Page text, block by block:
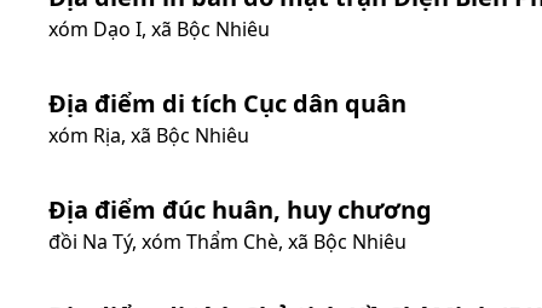
xóm Dạo I, xã Bộc Nhiêu
Địa điểm di tích Cục dân quân
xóm Rịa, xã Bộc Nhiêu
Địa điểm đúc huân, huy chương
đồi Na Tý, xóm Thẩm Chè, xã Bộc Nhiêu